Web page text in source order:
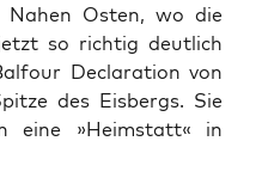
Osten, wo die
so rich­tig deut­lich
Decla­ra­ti­on von
des Eis­bergs. Sie
eine »Heim­statt« in